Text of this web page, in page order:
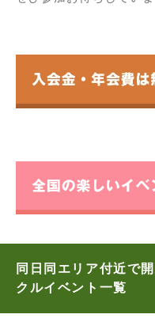
同日同エリア付近で
クルイベント一覧